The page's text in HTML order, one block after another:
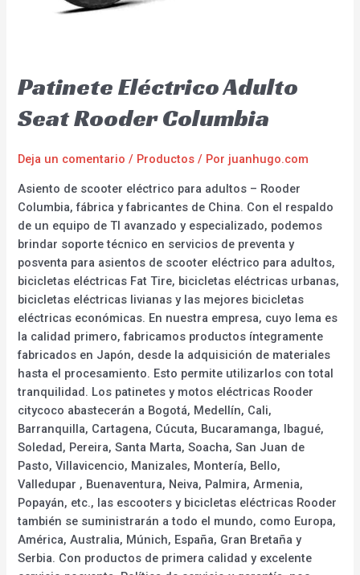
Patinete Eléctrico Adulto
Seat Rooder Columbia
Deja un comentario / Productos / Por juanhugo.com
Asiento de scooter eléctrico para adultos – Rooder
Columbia, fábrica y fabricantes de China. Con el respaldo
de un equipo de TI avanzado y especializado, podemos
brindar soporte técnico en servicios de preventa y
posventa para asientos de scooter eléctrico para adultos,
bicicletas eléctricas Fat Tire, bicicletas eléctricas urbanas,
bicicletas eléctricas livianas y las mejores bicicletas
eléctricas económicas. En nuestra empresa, cuyo lema es
la calidad primero, fabricamos productos íntegramente
fabricados en Japón, desde la adquisición de materiales
hasta el procesamiento. Esto permite utilizarlos con total
tranquilidad. Los patinetes y motos eléctricas Rooder
citycoco abastecerán a Bogotá, Medellín, Cali,
Barranquilla, Cartagena, Cúcuta, Bucaramanga, Ibagué,
Soledad, Pereira, Santa Marta, Soacha, San Juan de
Pasto, Villavicencio, Manizales, Montería, Bello,
Valledupar , Buenaventura, Neiva, Palmira, Armenia,
Popayán, etc., las escooters y bicicletas eléctricas Rooder
también se suministrarán a todo el mundo, como Europa,
América, Australia, Múnich, España, Gran Bretaña y
Serbia. Con productos de primera calidad y excelente